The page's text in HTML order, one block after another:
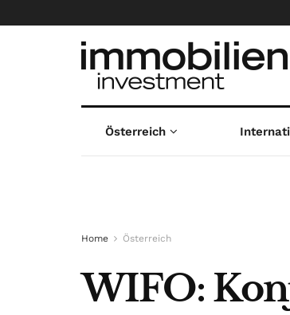
Österreich
Home Österreich
WIFO: